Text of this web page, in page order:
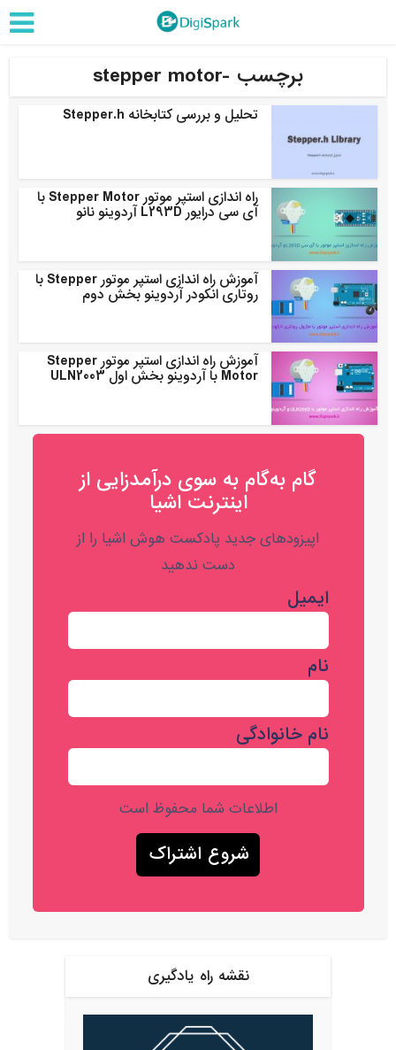
برچسب -stepper motor
تحلیل و بررسی کتابخانه Stepper.h
راه اندازی استپر موتور Stepper Motor با
آی سی درایور L293D آردوینو نانو
آموزش راه اندازی استپر موتور Stepper با
روتاری انکودر آردوینو بخش دوم
آموزش راه اندازی استپر موتور Stepper
Motor با آردوینو بخش اول ULN2003
گام به‌گام به‌ سوی درآمدزایی از
اینترنت اشیا
اپیزودهای جدید پادکست هوش اشیا را از
دست ندهید
ایمیل
نام
نام خانوادگی
اطلاعات شما محفوظ است
نقشه راه یادگیری